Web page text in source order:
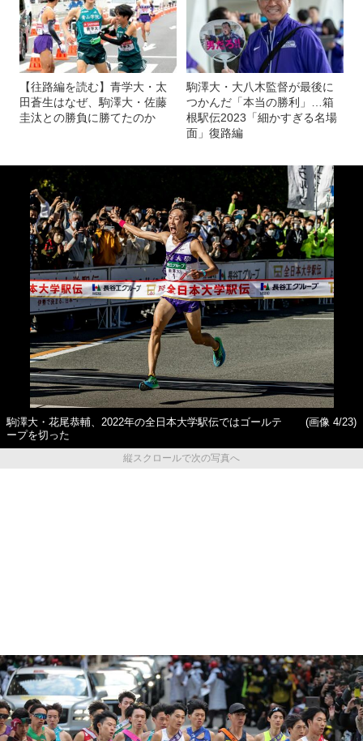
【往路編を読む】青学大・太
田蒼生はなぜ、駒澤大・佐藤
圭汰との勝負に勝てたのか
駒澤大・大八木監督が最後に
つかんだ「本当の勝利」…箱
根駅伝2023「細かすぎる名場
面」復路編
駒澤大・花尾恭輔、2022年の全日本大学駅伝ではゴールテ
ープを切った
(画像 4/23)
縦スクロールで次の写真へ